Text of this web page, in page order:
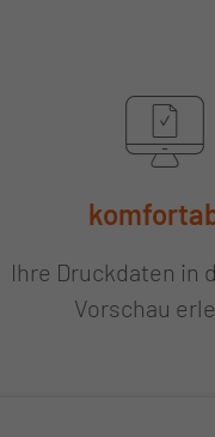
Ihre Druckdaten in
Vorschau